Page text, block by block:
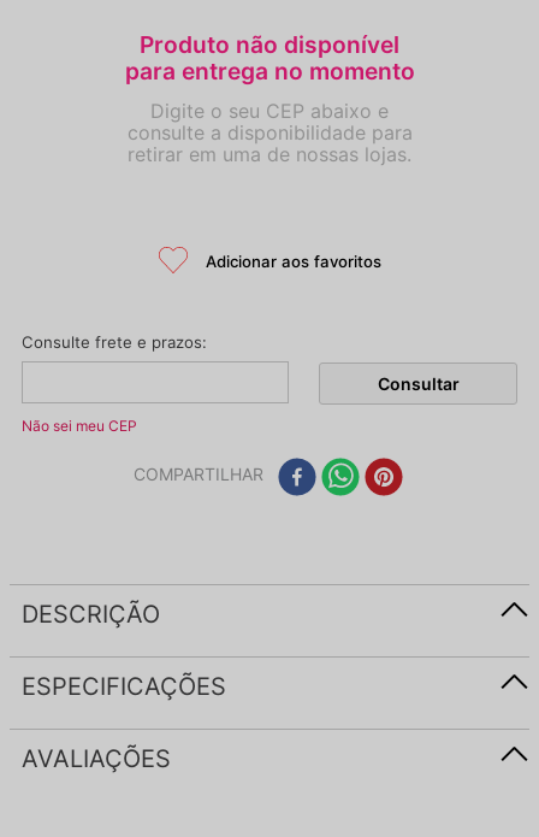
Não sei meu CEP
COMPARTILHAR
DESCRIÇÃO
ESPECIFICAÇÕES
AVALIAÇÕES